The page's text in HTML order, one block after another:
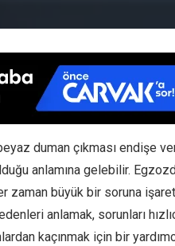
duman çıkması endişe
anlamına gelebilir.
zaman büyük bir soruna işaret
anlamak, sorunları
kaçınmak için bir